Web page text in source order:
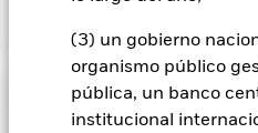
(3) un gobierno
organismo público
pública, un banco
institucional
BGF World Mining Fund
Rentabilidad